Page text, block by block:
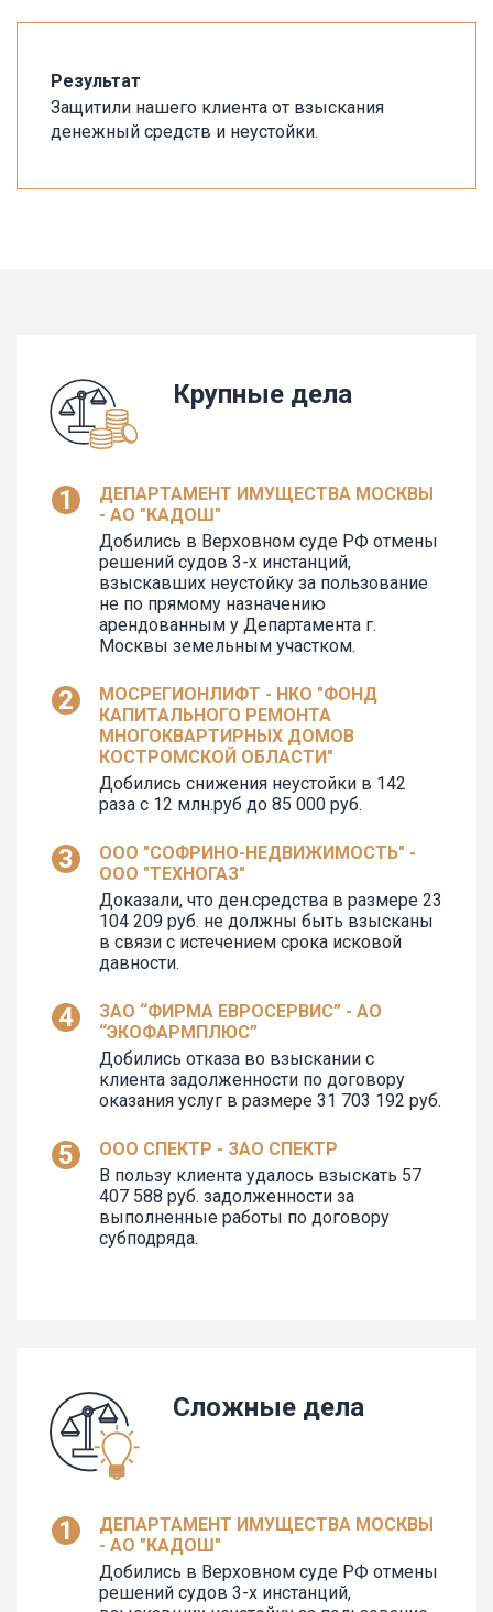
Результат
Защитили нашего клиента от взыскания
денежный средств и неустойки.
Крупные дела
ДЕПАРТАМЕНТ ИМУЩЕСТВА МОСКВЫ
- АО "КАДОШ"
Добились в Верховном суде РФ отмены
решений судов 3-х инстанций,
взыскавших неустойку за пользование
не по прямому назначению
арендованным у Департамента г.
Москвы земельным участком.
МОСРЕГИОНЛИФТ - НКО "ФОНД
КАПИТАЛЬНОГО РЕМОНТА
МНОГОКВАРТИРНЫХ ДОМОВ
КОСТРОМСКОЙ ОБЛАСТИ"
Добились снижения неустойки в 142
раза с 12 млн.руб до 85 000 руб.
ООО "СОФРИНО-НЕДВИЖИМОСТЬ" -
ООО "ТЕХНОГАЗ"
Доказали, что ден.средства в размере 23
104 209 руб. не должны быть взысканы
в связи с истечением срока исковой
давности.
ЗАО “ФИРМА ЕВРОСЕРВИС” - АО
“ЭКОФАРМПЛЮС”
Добились отказа во взыскании с
клиента задолженности по договору
оказания услуг в размере 31 703 192 руб.
ООО СПЕКТР - ЗАО СПЕКТР
В пользу клиента удалось взыскать 57
407 588 руб. задолженности за
выполненные работы по договору
субподряда.
Сложные дела
ДЕПАРТАМЕНТ ИМУЩЕСТВА МОСКВЫ
- АО "КАДОШ"
Добились в Верховном суде РФ отмены
решений судов 3-х инстанций,